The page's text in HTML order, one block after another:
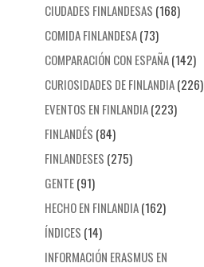
CIUDADES FINLANDESAS (168)
COMIDA FINLANDESA(73)
COMPARACIÓN CON ESPAÑA(142)
CURIOSIDADES DE FINLANDIA(226)
EVENTOS EN FINLANDIA(223)
FINLANDÉS (84)
FINLANDESES (275)
GENTE(91)
HECHO EN FINLANDIA(162)
ÍNDICES (14)
INFORMACIÓN ERASMUS EN